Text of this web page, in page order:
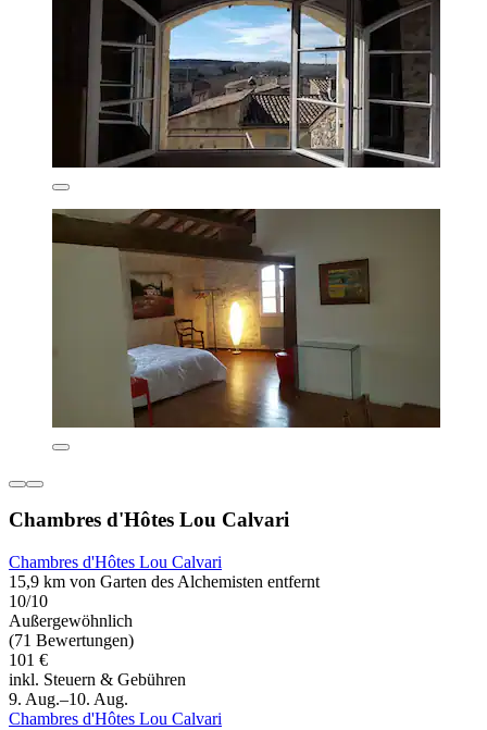
Chambres d'Hôtes Lou Calvari
Chambres d'Hôtes Lou Calvari
15,9 km von Garten des Alchemisten entfernt
10/10
Außergewöhnlich
(71 Bewertungen)
101 €
inkl. Steuern & Gebühren
9. Aug.–10. Aug.
Chambres d'Hôtes Lou Calvari